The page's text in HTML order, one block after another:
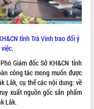
tỉnh Trà Vinh trao đổi ý
Giám đốc Sở KH&CN tỉnh
công tác mong muốn được
Lắk, cụ thể các nội dung: về
xuất nguồn gốc sản phẩm
Lắk.